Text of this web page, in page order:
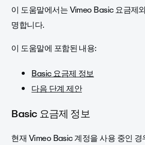
이 도움말에서는 Vimeo Basic 요금제
명합니다.
이 도움말에 포함된 내용:
Basic 요금제 정보
다음 단계 제안
Basic 요금제 정보
현재 Vimeo Basic 계정을 사용 중인